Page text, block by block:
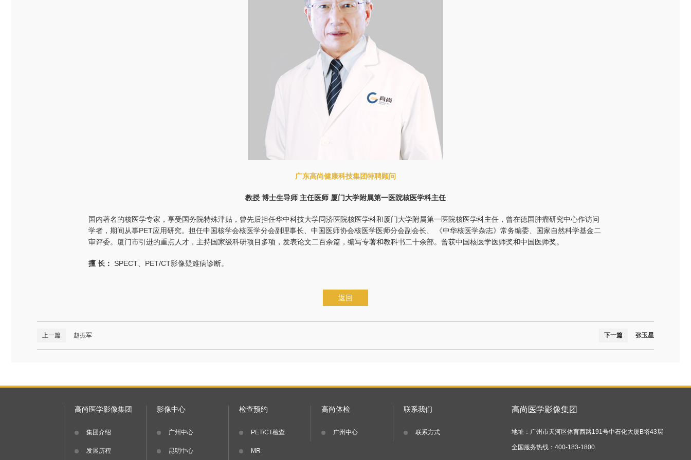
广东高尚健康科技集团特聘顾问
教授 博士生导师 主任医师 厦门大学附属第一医院核医学科主任
国内著名的核医学专家，享受国务院特殊津贴，曾先后担任华中科技大学同济医院核医学科和厦门大学附属第一医院核医学科主任，曾在德国肿瘤研究中心作访问
学者，期间从事PET应用研究。担任中国核学会核医学分会副理事长、中国医师协会核医学医师分会副会长、 《中华核医学杂志》常务编委、国家自然科学基金二
审评委。厦门市引进的重点人才，主持国家级科研项目多项，发表论文二百余篇，编写专著和教科书二十余部。曾获中国核医学医师奖和中国医师奖。
擅 长： SPECT、PET/CT影像疑难病诊断。
返回
上一篇 赵振军 下一篇 张玉星
高尚医学影像集团
地址：广州市天河区体育西路191号中石化大厦B塔43层
全国服务热线：400-183-1800
高尚医学影像集团
集团介绍
发展历程
影像中心
广州中心
昆明中心
检查预约
PET/CT检查
MR
高尚体检
广州中心
联系我们
联系方式